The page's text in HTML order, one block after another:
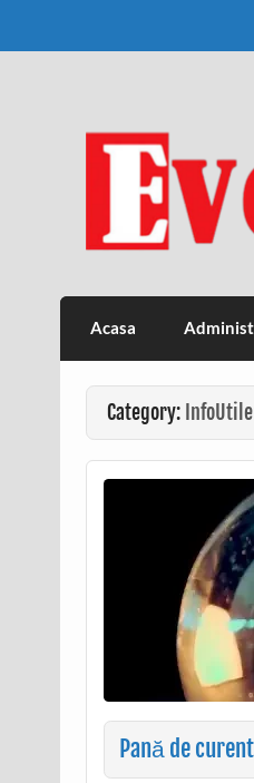
Acasa
Category: InfoUtile
Pană de